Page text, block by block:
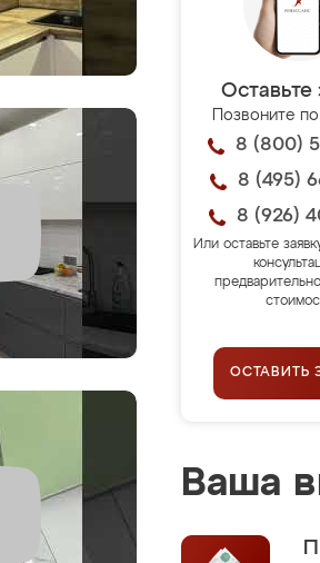
Оставьте
Позвоните
8 (800)
8 (495)
8 (926)
Или оставьте
ОСТАВИТЬ
Ваша